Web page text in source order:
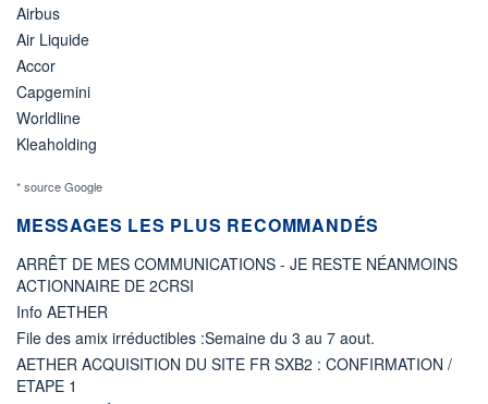
Airbus
Air Liquide
Accor
Capgemini
Worldline
Kleaholding
* source Google
MESSAGES LES PLUS RECOMMANDÉS
ARRÊT DE MES COMMUNICATIONS - JE RESTE NÉANMOINS
ACTIONNAIRE DE 2CRSI
Info AETHER
File des amix irréductibles :Semaine du 3 au 7 aout.
AETHER ACQUISITION DU SITE FR SXB2 : CONFIRMATION /
ETAPE 1